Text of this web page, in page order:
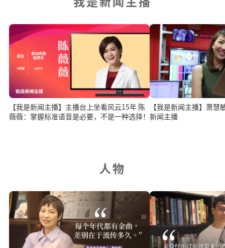
【我是新闻主播】主播台上坐看风云15年 陈
薇薇：掌握标准语音是必要，不是一种选择！
【我是新闻主播】萧
新闻主播
人物